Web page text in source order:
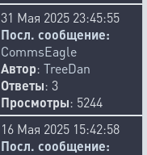
31 Мая 2025 23:45:55
Посл. сообщение:
CommsEagle
Автор: TreeDan
Ответы: 3
Просмотры: 5244
16 Мая 2025 15:42:58
Посл. сообщение: